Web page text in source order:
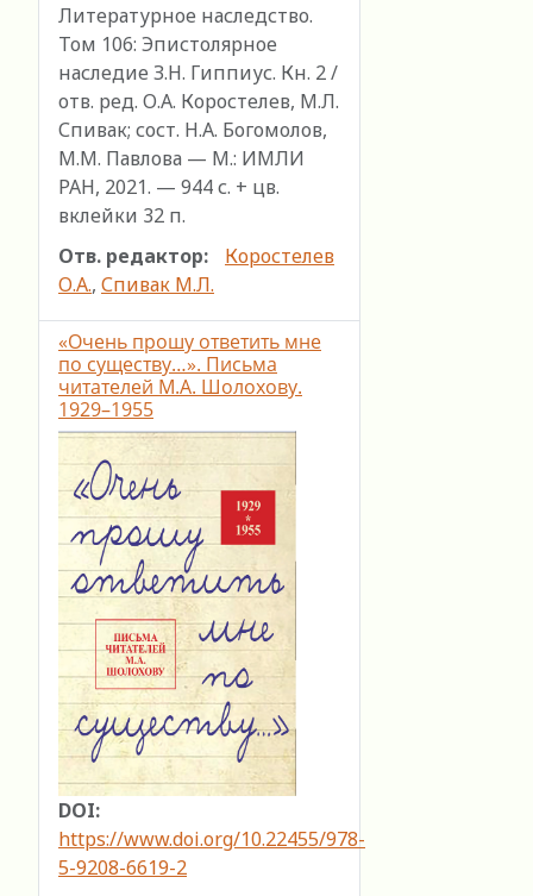
Литературное наследство.
Том 106: Эпистолярное
наследие З.Н. Гиппиус. Кн. 2 /
отв. ред. О.А. Коростелев, М.Л.
Спивак; сост. Н.А. Богомолов,
М.М. Павлова — М.: ИМЛИ
РАН, 2021. — 944 с. + цв.
вклейки 32 п.
Отв. редактор:
Коростелев
О.А., Спивак М.Л.
«Очень прошу ответить мне
по существу…». Письма
читателей М.А. Шолохову.
1929–1955
DOI:
https://www.doi.org/10.22455/978-
5-9208-6619-2